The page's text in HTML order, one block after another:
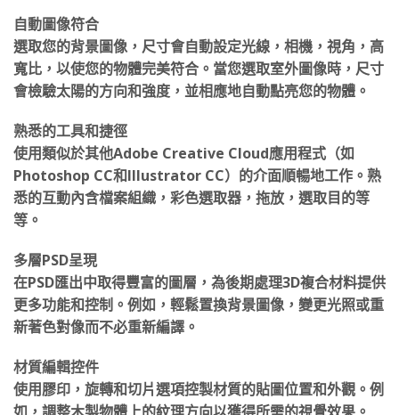
自動圖像符合
選取您的背景圖像，尺寸會自動設定光線，相機，視角，高
寬比，以使您的物體完美符合。當您選取室外圖像時，尺寸
熟悉的工具和捷徑
使用類似於其他Adobe Creative Cloud應用程式（如
Photoshop CC和Illustrator CC）的介面順暢地工作。熟
悉的互動內含檔案組織，彩色選取器，拖放，選取目的等
多層PSD呈現
在PSD匯出中取得豐富的圖層，為後期處理3D複合材料提供
更多功能和控制。例如，輕鬆置換背景圖像，變更光照或重
材質編輯控件
使用膠印，旋轉和切片選項控製材質的貼圖位置和外觀。例